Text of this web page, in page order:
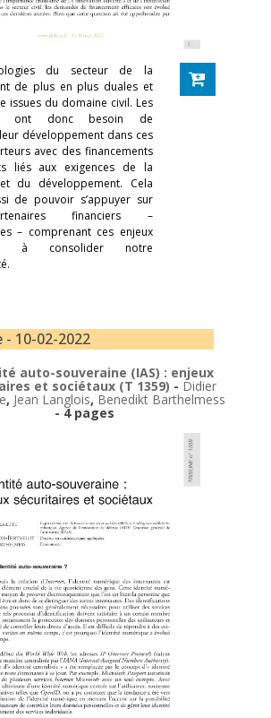
du secteur de la
de plus en plus duales et
issues du domaine civil. Les
ont donc besoin de
développement dans ces
avec des financements
liés aux exigences de la
du développement. Cela
de pouvoir s’appuyer sur
financiers –
– comprenant ces enjeux
à consolider notre
- 10-02-2022
auto-souveraine (IAS) : enjeux
et sociétaux (T 1359) - Didier
, Jean Langlois, Benedikt Barthelmess
- 4 pages